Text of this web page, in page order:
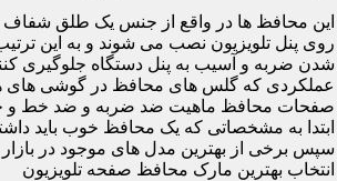
این محافظ ها در واقع از جنس یک طلق
روی پنل تلویزیون نصب می شوند و به این ترتیب
شدن ضربه و آسیب به پنل دستگاه جلوگیری
عملکردی که گلس های محافظ در گوشی های
صفحات محافظ ماهیت ضد ضربه و ضد خط و
ابتدا به مشخصاتی که یک محافظ خوب باید
سپس برخی از بهترین مدل های موجود در
انتخاب بهترین مارک محافظ صفحه تلویزیون